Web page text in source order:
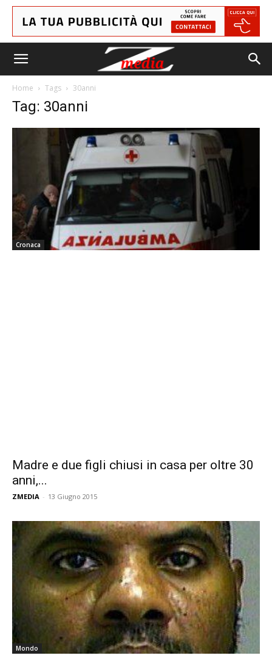
Home Tags 30anni
Tag: 30anni
Cronaca
Madre e due figli chiusi in casa per oltre 30
anni,...
ZMEDIA - 13 Giugno 2015
Mondo